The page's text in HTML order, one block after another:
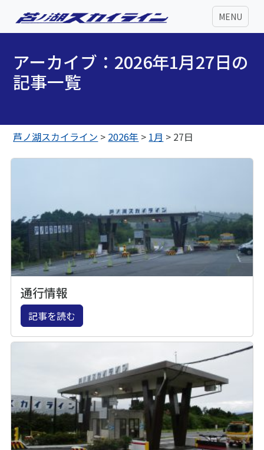
MENU
アーカイブ：2026年1月27日の
記事一覧
芦ノ湖スカイライン > 2026年 > 1月 > 27日
通行情報
記事を読む